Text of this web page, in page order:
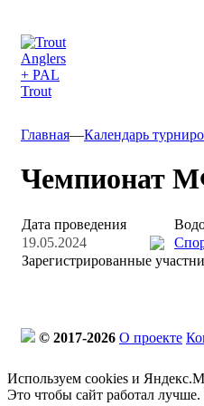
Главная—Календарь
Чемпионат
Дата проведения
19.05.2024
Зарегистрированные
© 2017-2026 О проекте
Используем cookies и
Это чтобы сайт работал